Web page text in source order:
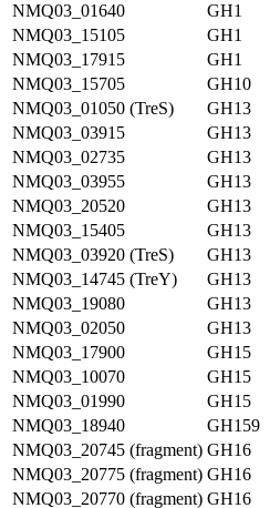
NMQ03_01640
GH1
NMQ03_15105
GH1
NMQ03_17915
GH1
NMQ03_15705
GH10
NMQ03_01050 (TreS)
GH13
NMQ03_03915
GH13
NMQ03_02735
GH13
NMQ03_03955
GH13
NMQ03_20520
GH13
NMQ03_15405
GH13
NMQ03_03920 (TreS)
GH13
NMQ03_14745 (TreY)
GH13
NMQ03_19080
GH13
NMQ03_02050
GH13
NMQ03_17900
GH15
NMQ03_10070
GH15
NMQ03_01990
GH15
NMQ03_18940
GH159
NMQ03_20745 (fragment) GH16
NMQ03_20775 (fragment) GH16
NMQ03_20770 (fragment) GH16